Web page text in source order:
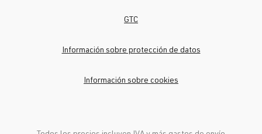
GTC
Información sobre protección de datos
Información sobre cookies